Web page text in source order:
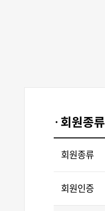
회원종류
회원종류
회원인증